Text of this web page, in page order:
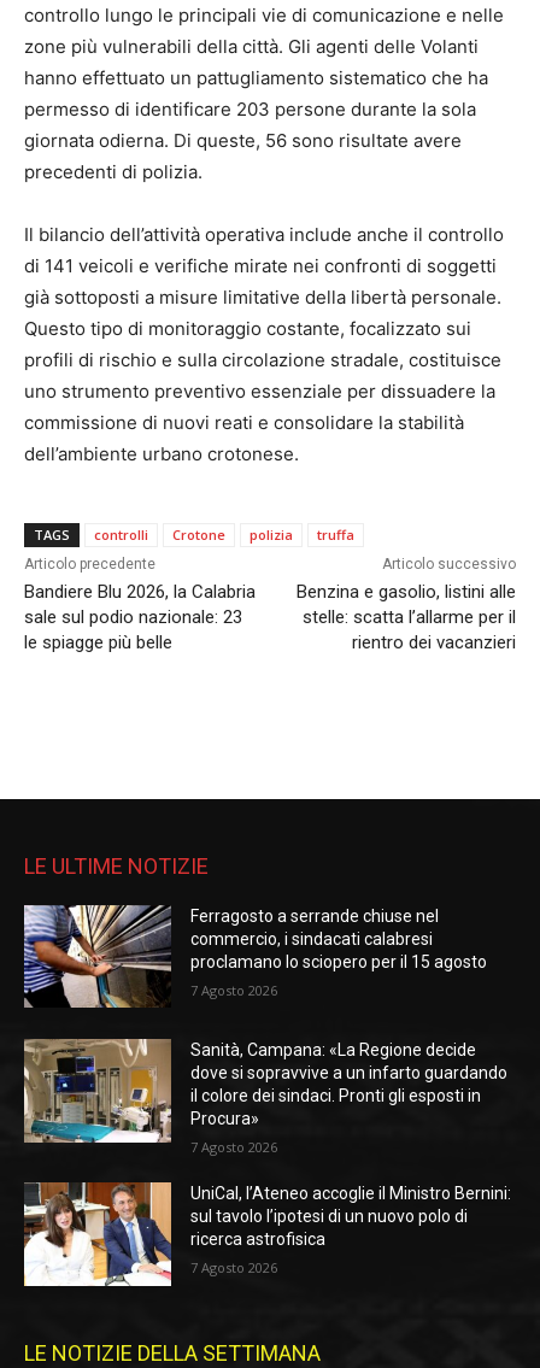
controllo lungo le principali vie di comunicazione e nelle
zone più vulnerabili della città. Gli agenti delle Volanti
hanno effettuato un pattugliamento sistematico che ha
permesso di identificare 203 persone durante la sola
giornata odierna. Di queste, 56 sono risultate avere
precedenti di polizia.
Il bilancio dell’attività operativa include anche il controllo
di 141 veicoli e verifiche mirate nei confronti di soggetti
già sottoposti a misure limitative della libertà personale.
Questo tipo di monitoraggio costante, focalizzato sui
profili di rischio e sulla circolazione stradale, costituisce
uno strumento preventivo essenziale per dissuadere la
commissione di nuovi reati e consolidare la stabilità
dell’ambiente urbano crotonese.
TAGS controlli Crotone polizia truffa
Articolo precedente
Bandiere Blu 2026, la Calabria
sale sul podio nazionale: 23
le spiagge più belle
Articolo successivo
Benzina e gasolio, listini alle
stelle: scatta l’allarme per il
rientro dei vacanzieri
LE ULTIME NOTIZIE
Ferragosto a serrande chiuse nel
commercio, i sindacati calabresi
proclamano lo sciopero per il 15 agosto
7 Agosto 2026
Sanità, Campana: «La Regione decide
dove si sopravvive a un infarto guardando
il colore dei sindaci. Pronti gli esposti in
Procura»
7 Agosto 2026
UniCal, l’Ateneo accoglie il Ministro Bernini:
sul tavolo l’ipotesi di un nuovo polo di
ricerca astrofisica
7 Agosto 2026
LE NOTIZIE DELLA SETTIMANA